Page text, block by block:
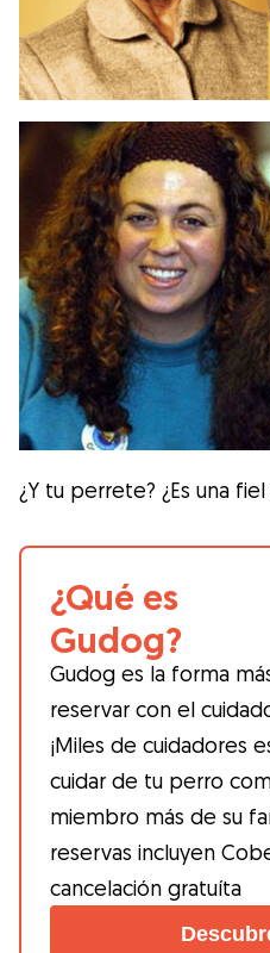
¿Y tu perrete? ¿Es una
¿Qué es
Gudog?
Gudog es la forma
reservar con el
¡Miles de cuidadores
cuidar de tu perro
miembro más de su
reservas incluyen
cancelación gratuíta